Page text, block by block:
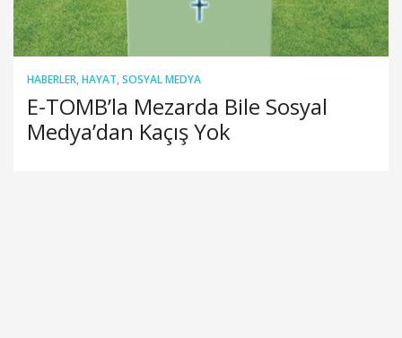
HABERLER,HAYAT,SOSYAL MEDYA
E-TOMB’la Mezarda Bile Sosyal
Medya’dan Kaçış Yok